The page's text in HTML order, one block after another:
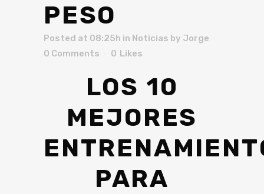
PESO
Posted at 08:25h in Noticias by Jorge
0 Comments
0 Likes
LOS 10
MEJORES
PARA